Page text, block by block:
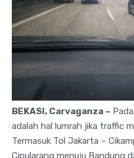
BEKASI, Carvaganza –
adalah hal lumrah jika traffic
Termasuk Tol Jakarta –
Cipularang menuju Bandung